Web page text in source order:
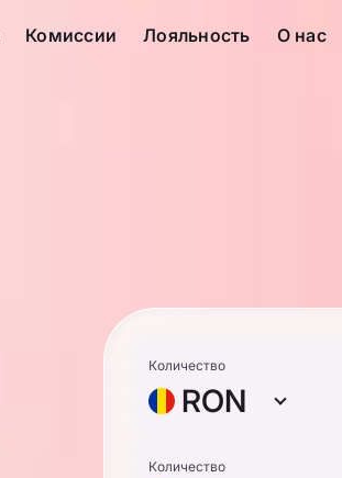
Комиссии Лояльность О нас
Количество
RON
Количество